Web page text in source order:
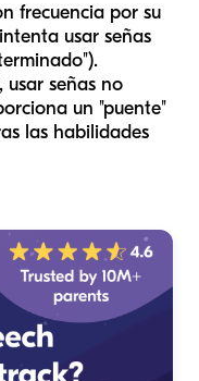
frecuencia por su
usar señas
señas no
un "puente"
las habilidades